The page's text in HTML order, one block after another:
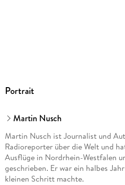
Portrait
Martin Nusch
Martin Nusch ist Journalist und
Radioreporter über die Welt und
Ausflüge in Nordrhein-Westfalen
geschrieben. Er war ein halbes
kleinen Schritt machte.